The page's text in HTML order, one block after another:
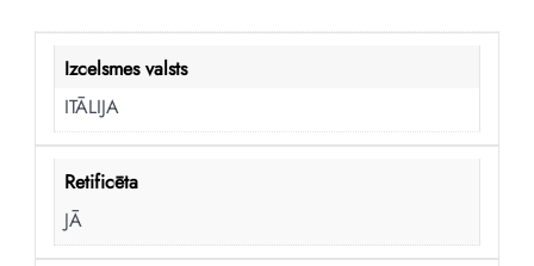
Izcelsmes valsts
ITĀLIJA
Retificēta
JĀ